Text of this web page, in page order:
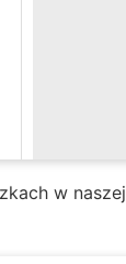
w naszej